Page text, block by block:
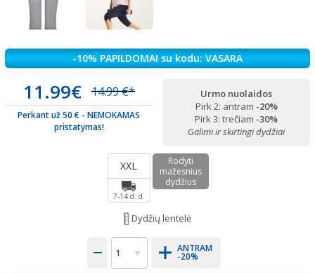
-10% PAPILDOMAI su kodu: VASARA
11.99€ 14.99 €*
Perkant už 50 € - NEMOKAMAS
pristatymas!
Urmo nuolaidos
Pirk 2: antram -20%
Pirk 3: trečiam -30%
Galimi ir skirtingi dydžiai
XXL
7-14 d. d.
Rodyti
mažesnius
dydžius
Dydžių lentelė
ANTRAM
-20%